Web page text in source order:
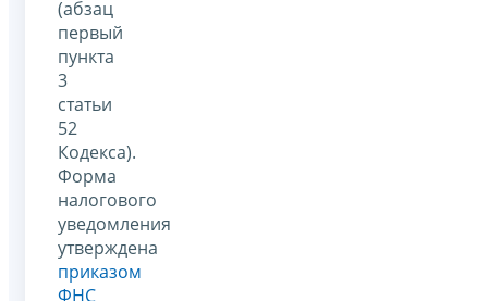
(абзац
первый
пункта
3
статьи
52
Кодекса).
Форма
налогового
уведомления
утверждена
приказом
ФНС